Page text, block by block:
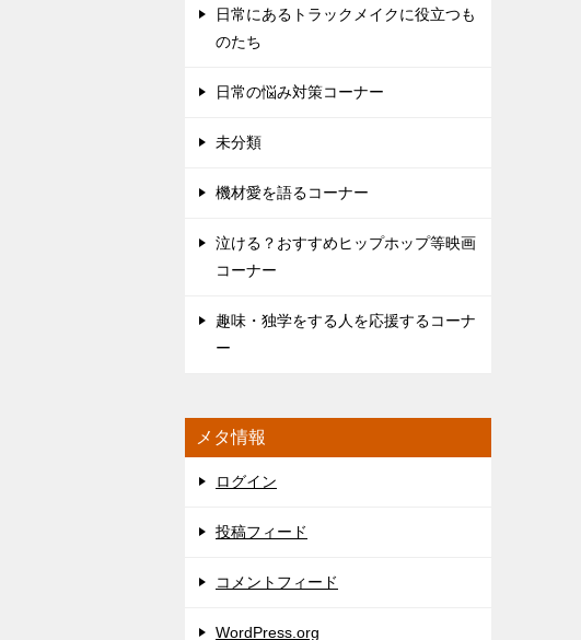
日常にあるトラックメイクに役立つも
のたち
日常の悩み対策コーナー
未分類
機材愛を語るコーナー
泣ける？おすすめヒップホップ等映画
コーナー
趣味・独学をする人を応援するコーナ
ー
メタ情報
ログイン
投稿フィード
コメントフィード
WordPress.org